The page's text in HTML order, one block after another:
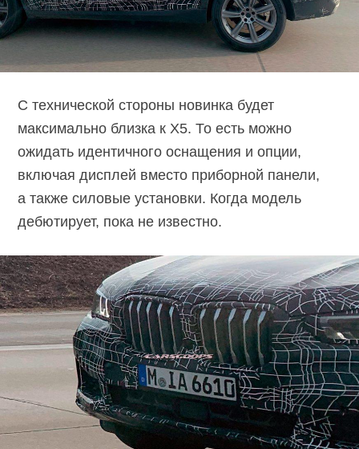
С технической стороны новинка будет
максимально близка к X5. То есть можно
ожидать идентичного оснащения и опции,
включая дисплей вместо приборной панели,
а также силовые установки. Когда модель
дебютирует, пока не известно.